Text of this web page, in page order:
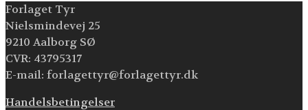
Forlaget Tyr
Nielsmindevej 25
9210 Aalborg SØ
CVR: 43795317
E-mail: forlagettyr@forlagettyr.dk
Handelsbetingelser